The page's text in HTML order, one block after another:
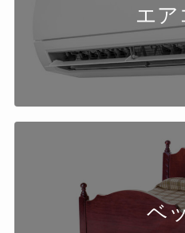
エア
ベ